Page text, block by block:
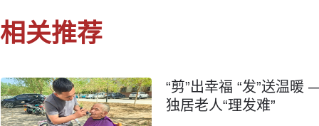
相关推荐
“剪”出幸福 “发”送温
独居老人“理发难”